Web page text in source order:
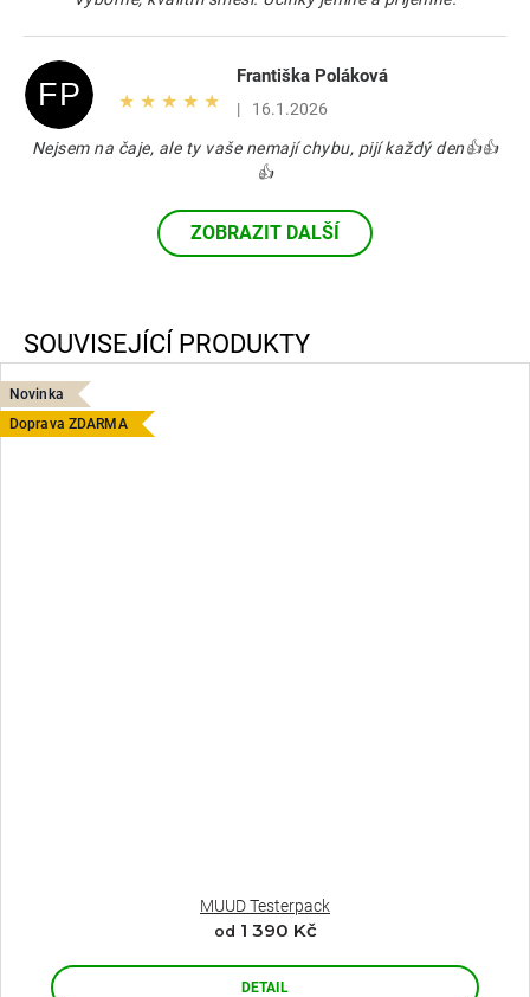
FP
Františka Poláková
Hodnocení produktu je 5 z 5 hvězdiček.
| 16.1.2026
Nejsem na čaje, ale ty vaše nemají chybu, pijí každý den👍👍
👍
ZOBRAZIT DALŠÍ
Novinka
Doprava ZDARMA
MUUD Testerpack
od 1 390 Kč
DETAIL